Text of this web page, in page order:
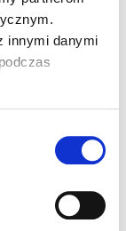
innymi danymi
obrazek